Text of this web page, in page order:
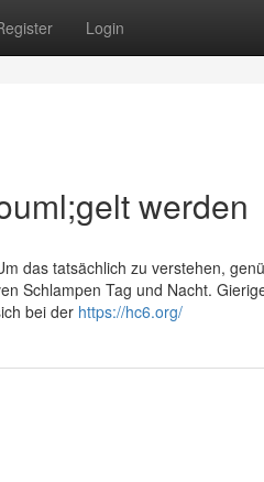
Login
werden
das tatsächlich zu verstehen,
Schlampen Tag und Nacht.
bei der https://hc6.org/